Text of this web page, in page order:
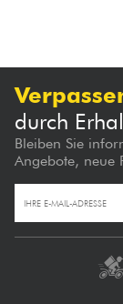
durch
Bleiben Sie
Angebote, neue